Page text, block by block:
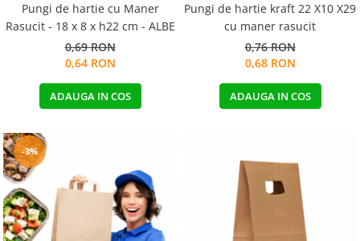
Pungi de hartie cu Maner
Rasucit - 18 x 8 x h22 cm - ALBE
0,69 RON
0,64 RON
ADAUGA IN COS
Pungi de hartie kraft 22 X10 X29
cu maner rasucit
0,76 RON
0,68 RON
ADAUGA IN COS
-3%